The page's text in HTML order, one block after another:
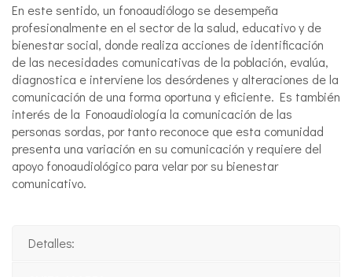
En este sentido, un fonoaudiólogo se desempeña
profesionalmente en el sector de la salud, educativo y de
bienestar social, donde realiza acciones de identificación
de las necesidades comunicativas de la población, evalúa,
diagnostica e interviene los desórdenes y alteraciones de la
comunicación de una forma oportuna y eficiente. Es también
interés de la Fonoaudiología la comunicación de las
personas sordas, por tanto reconoce que esta comunidad
presenta una variación en su comunicación y requiere del
apoyo fonoaudiológico para velar por su bienestar
comunicativo.
Detalles: